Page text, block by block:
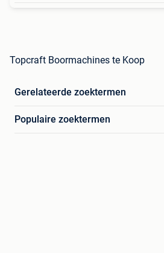
Topcraft Boormachines te Koop
Gerelateerde zoektermen
Populaire zoektermen